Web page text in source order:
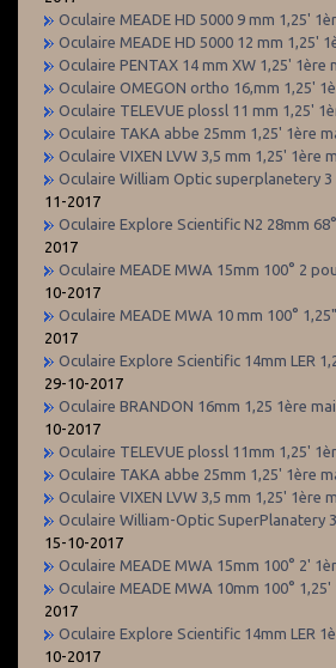
Oculaire MEADE HD 5000 9 mm 1,25'
Oculaire MEADE HD 5000 12 mm 1,25'
Oculaire PENTAX 14 mm XW 1,25' 1ère
Oculaire OMEGON ortho 16,mm 1,25'
Oculaire TELEVUE plossl 11 mm 1,25'
Oculaire TAKA abbe 25mm 1,25' 1ère
Oculaire VIXEN LVW 3,5 mm 1,25' 1ère
Oculaire William Optic superplanetery 3
11-2017
Oculaire Explore Scientific N2 28mm
2017
Oculaire MEADE MWA 15mm 100° 2
10-2017
Oculaire MEADE MWA 10 mm 100°
2017
Oculaire Explore Scientific 14mm LER
29-10-2017
Oculaire BRANDON 16mm 1,25 1ère
10-2017
Oculaire TELEVUE plossl 11mm 1,25'
Oculaire TAKA abbe 25mm 1,25' 1ère
Oculaire VIXEN LVW 3,5 mm 1,25' 1ère
Oculaire William-Optic SuperPlanatery
15-10-2017
Oculaire MEADE MWA 15mm 100° 2'
Oculaire MEADE MWA 10mm 100° 1,25'
2017
Oculaire Explore Scientific 14mm LER
10-2017